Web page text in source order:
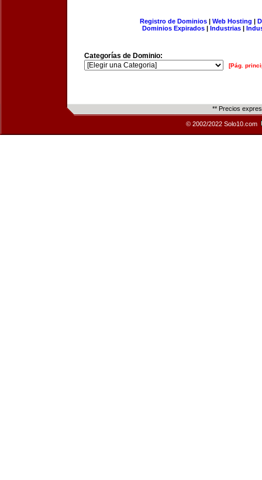
Registro de Dominios| Web Hosting |
Dominios Expirados | Industrias |
Categorías de Dominio:
[Pág.
** Precios
© 2002/2022 Solo10.com